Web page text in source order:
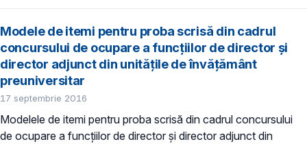
Modele de itemi pentru proba scrisă din cadrul
concursului de ocupare a funcţiilor de director şi
director adjunct din unităţile de învăţământ
preuniversitar
17 septembrie 2016
Modelele de itemi pentru proba scrisă din cadrul concursului
de ocupare a funcţiilor de director şi director adjunct din